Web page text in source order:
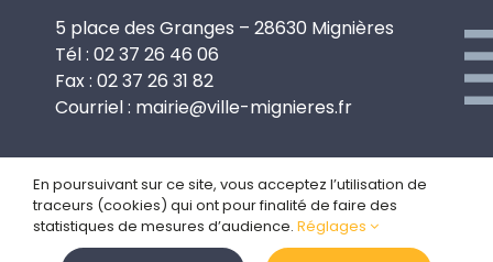
5 place des Granges – 28630 Mignières
Tél : 02 37 26 46 06
Fax : 02 37 26 31 82
Courriel : mairie@ville-mignieres.fr
Politique de confidentialité
Gestion des cookies
En poursuivant sur ce site, vous acceptez l’utilisation de
traceurs (cookies) qui ont pour finalité de faire des
statistiques de mesures d’audience. Réglages